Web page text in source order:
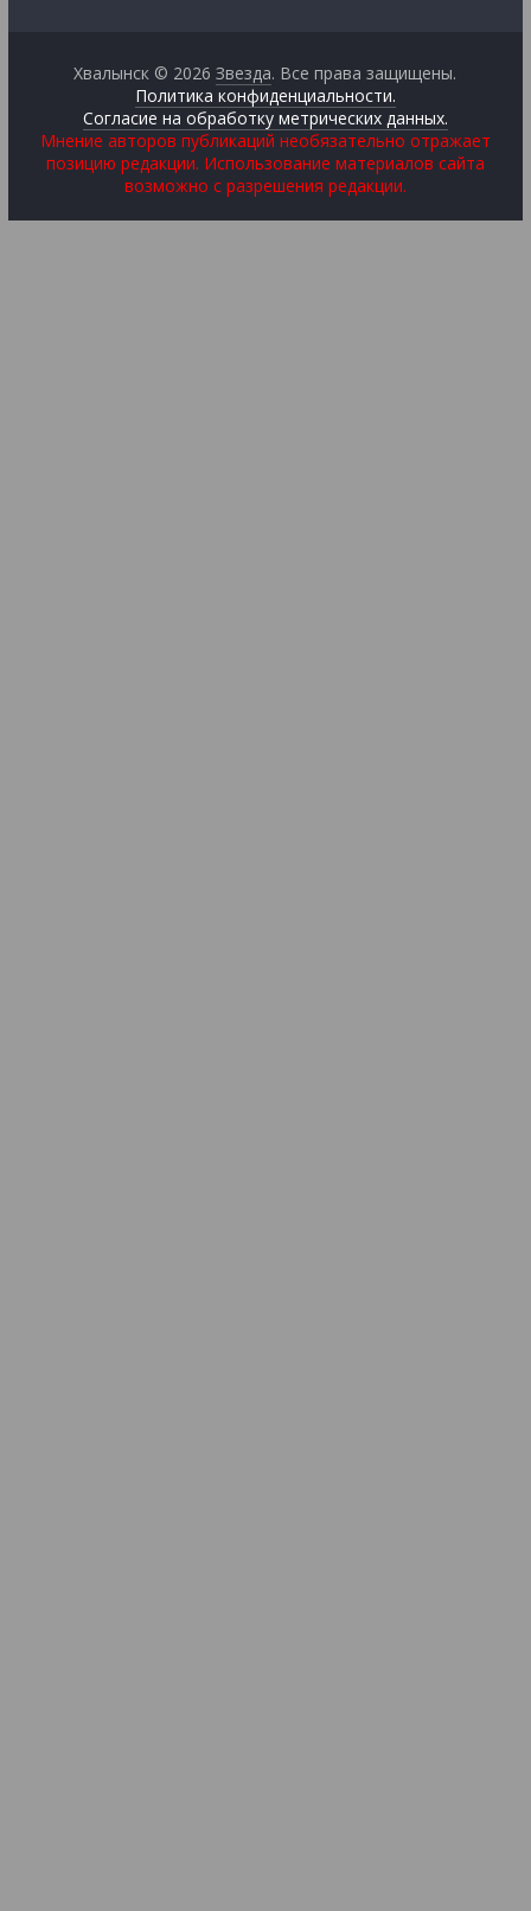
Хвалынск © 2026Звезда. Все права защищены.
Политика конфиденциальности.
Согласие на обработку метрических данных.
Мнение авторов публикаций необязательно отражает
позицию редакции. Использование материалов сайта
возможно с разрешения редакции.